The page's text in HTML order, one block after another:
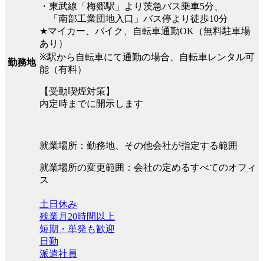
勤務地
・東武線「梅郷駅」より茨急バス乗車5分、
「南部工業団地入口」バス停より徒歩10分
★マイカー、バイク、自転車通勤OK（無料駐車場
あり）
※駅から自転車にて通勤の場合、自転車レンタル可
能（有料）
【受動喫煙対策】
内定時までに開示します
就業場所：勤務地、その他会社が指定する範囲
就業場所の変更範囲：会社の定めるすべてのオフィ
ス
土日休み
残業月20時間以上
短期・単発も歓迎
日勤
派遣社員